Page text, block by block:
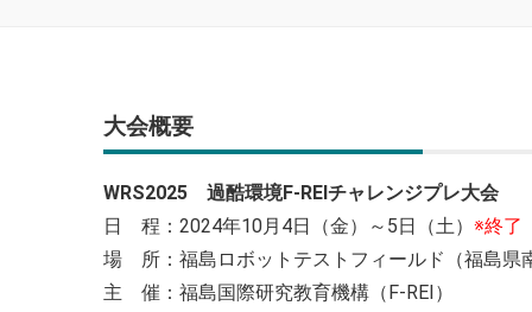
大会概要
WRS2025 過酷環境F-REIチャレンジプレ大会
日 程：2024年10月4日（金）～5日（土） ※終了
場 所：福島ロボットテストフィールド（福島県
主 催：福島国際研究教育機構（F-REI）